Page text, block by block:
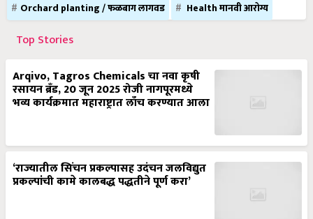
Orchard planting / फळबाग लागवड
Health मानवी आरोग्य
Top Stories
Arqivo, Tagros Chemicals चा नवा कृषी
रसायन ब्रँड, 20 जून 2025 रोजी नागपूरमध्ये
भव्य कार्यक्रमात महाराष्ट्रात लाँच करण्यात आला
‘राज्यातील सिंचन प्रकल्पासह उदंचन जलविद्युत
प्रकल्पांची कामे कालबद्ध पद्धतीने पूर्ण करा’